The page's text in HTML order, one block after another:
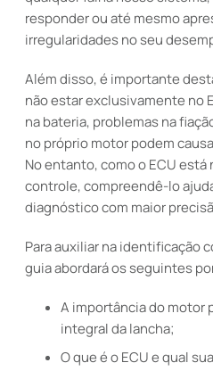
responder ou até mesmo
irregularidades no seu
Além disso, é importante
não estar exclusivamente no
na bateria, problemas na
no próprio motor podem
No entanto, como o ECU
controle, compreendê-lo
diagnóstico com maior
Para auxiliar na identificação
guia abordará os seguintes
A importância do motor
integral da lancha;
O que é o ECU e qual